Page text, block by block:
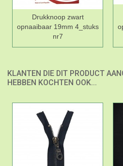
Drukknoop zwart
opnaaibaar 19mm 4_stuks
nr7
KLANTEN DIE DIT PRODUCT
HEBBEN KOCHTEN OOK...